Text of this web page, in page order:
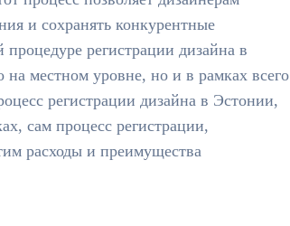
и сохранять конкурентные
регистрации дизайна в
местном уровне, но и в рамках всего
регистрации дизайна в Эстонии,
сам процесс регистрации,
расходы и преимущества